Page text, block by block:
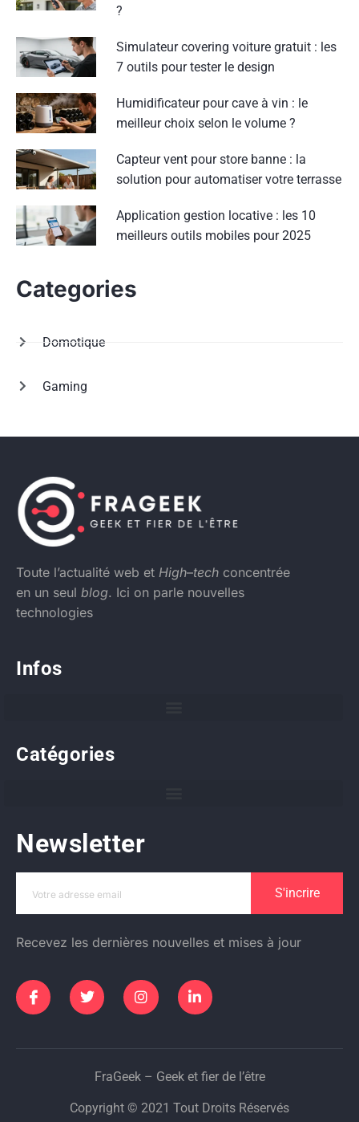
?
Simulateur covering voiture gratuit : les
7 outils pour tester le design
Humidificateur pour cave à vin : le
meilleur choix selon le volume ?
Capteur vent pour store banne : la
solution pour automatiser votre terrasse
Application gestion locative : les 10
meilleurs outils mobiles pour 2025
Categories
Domotique
Gaming
Toute l’actualité web et High–tech concentrée
en un seul blog. Ici on parle nouvelles
technologies
Infos
Catégories
Newsletter
S'incrire
Recevez les dernières nouvelles et mises à jour
FraGeek – Geek et fier de l’être
Copyright © 2021 Tout Droits Réservés